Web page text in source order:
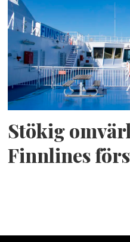
Stökig
Finnlines